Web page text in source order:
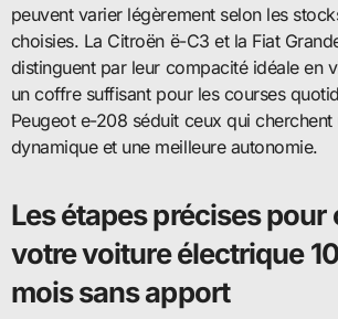
peuvent varier légèrement selon les
choisies. La Citroën ë-C3 et la Fiat
distinguent par leur compacité idéale en
un coffre suffisant pour les courses
Peugeot e-208 séduit ceux qui
dynamique et une meilleure autonomie.
Les étapes précises pour
votre voiture électrique
mois sans apport